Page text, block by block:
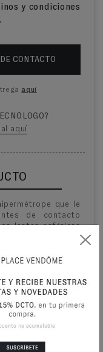
y condiciones
CONTACTO
aquí
aquí
que le
de contacto
lentes esféricas
pueden
para
de la visión que
máximo de seis